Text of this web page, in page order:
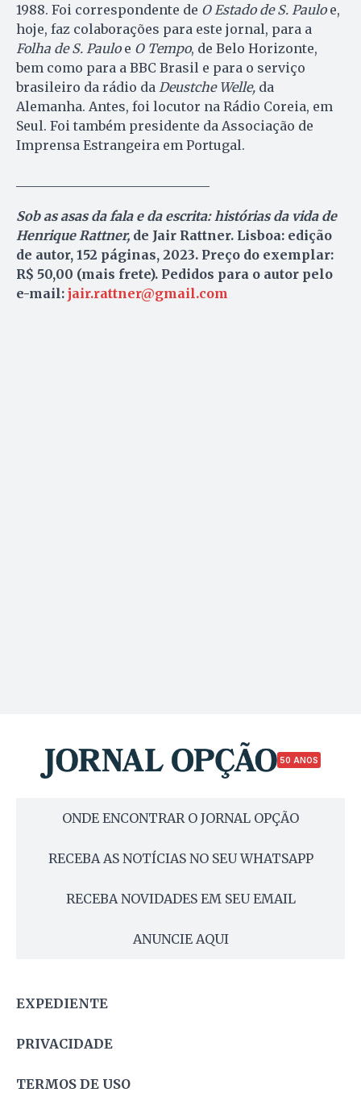
1988. Foi correspondente de O Estado de S. Pauloe,
hoje, faz colaborações para este jornal, para a
Folha de S. Pauloe O Tempo, de Belo Horizonte,
bem como para a BBC Brasil e para o serviço
brasileiro da rádio da Deustche Welle, da
Alemanha. Antes, foi locutor na Rádio Coreia, em
Seul. Foi também presidente da Associação de
Imprensa Estrangeira em Portugal.
Sob as asas da fala e da escrita: histórias da vida de
Henrique Rattner, de Jair Rattner. Lisboa: edição
de autor, 152 páginas, 2023. Preço do exemplar:
R$ 50,00 (mais frete). Pedidos para o autor pelo
e-mail: jair.rattner@gmail.com
50 ANOS
ONDE ENCONTRAR O JORNAL OPÇÃO
RECEBA AS NOTÍCIAS NO SEU WHATSAPP
RECEBA NOVIDADES EM SEU EMAIL
ANUNCIE AQUI
EXPEDIENTE
PRIVACIDADE
TERMOS DE USO